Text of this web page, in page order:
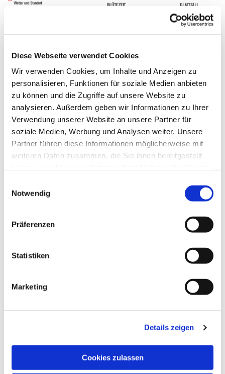
Diese Webseite verwendet Cookies
Wir verwenden Cookies, um Inhalte und Anzeigen zu
personalisieren, Funktionen für soziale Medien anbieten
zu können und die Zugriffe auf unsere Website zu
analysieren. Außerdem geben wir Informationen zu Ihrer
Verwendung unserer Website an unsere Partner für
soziale Medien, Werbung und Analysen weiter. Unsere
Partner führen diese Informationen möglicherweise mit
weiteren Daten zusammen, die Sie ihnen bereitgestellt
Notwendig
Präferenzen
Statistiken
Marketing
Details zeigen
Cookies zulassen
Zeit zu pflanzen
pflanzen.